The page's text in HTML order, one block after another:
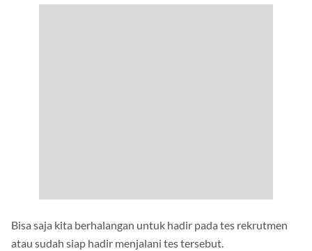
Bisa saja kita berhalangan untuk hadir pada tes rekrutmen
atau sudah siap hadir menjalani tes tersebut.